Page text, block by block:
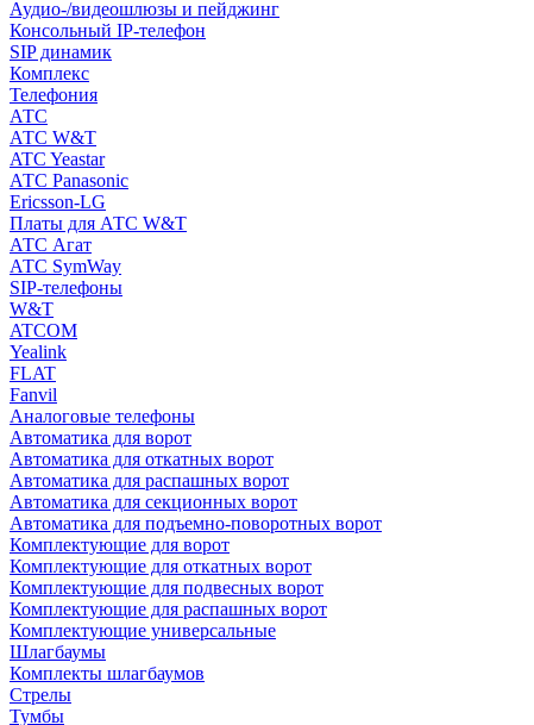
Аудио-/видеошлюзы и пейджинг
Консольный IP-телефон
SIP динамик
Комплекс
Телефония
АТС
АТС W&T
ATC Yeastar
АТС Panasonic
Ericsson-LG
Платы для АТС W&T
АТС Агат
АТС SymWay
SIP-телефоны
W&T
ATCOM
Yealink
FLAT
Fanvil
Аналоговые телефоны
Автоматика для ворот
Автоматика для откатных ворот
Автоматика для распашных ворот
Автоматика для секционных ворот
Автоматика для подъемно-поворотных ворот
Комплектующие для ворот
Комплектующие для откатных ворот
Комплектующие для подвесных ворот
Комплектующие для распашных ворот
Комплектующие универсальные
Шлагбаумы
Комплекты шлагбаумов
Стрелы
Тумбы